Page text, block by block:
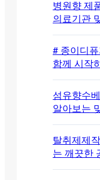
병원향 제
의료기관
# 종이디
함께 시작
섬유향수
알아보는
탈취제제
는 깨끗한